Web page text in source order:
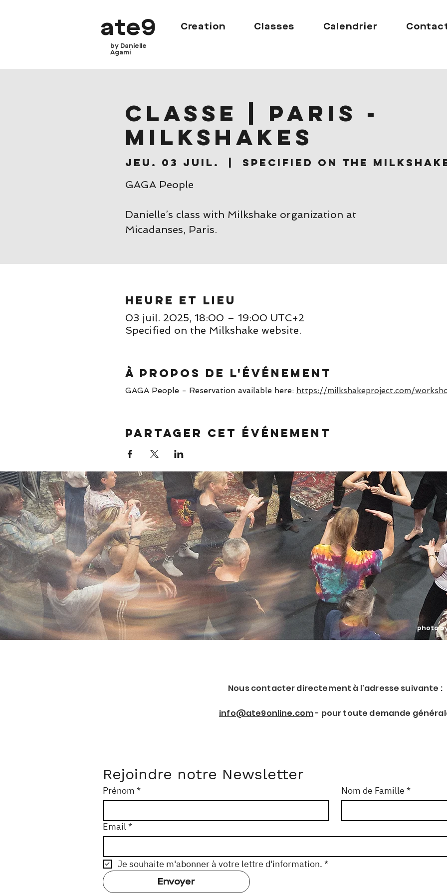
ate9
by Danielle
Agami
Creation Classes Calendrier
CLASSE | Paris -
Milkshakes
jeu. 03 juil. Specified on the
GAGA People
Danielle’s class with Milkshake organization at
Micadanses, Paris.
Heure et lieu
03 juil. 2025, 18:00 – 19:00 UTC+2
Specified on the Milkshake website.
À propos de l'événement
GAGA People - Reservation available here: https://milkshakeproject.com/
Partager cet événement
photo
Nous contacter directement à l'adresse suivante :
info@ate9online.com- pour toute demande
Rejoindre notre Newsletter
Prénom * Nom de Famille *
Email*
Je souhaite m'abonner à votre lettre d'information. *
Envoyer